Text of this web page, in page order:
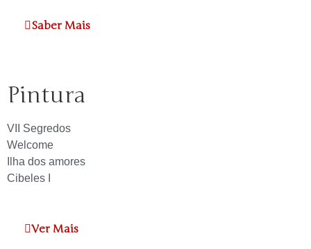
Saber Mais
Pintura
VII Segredos
Welcome
Ilha dos amores
Cibeles I
Ver Mais